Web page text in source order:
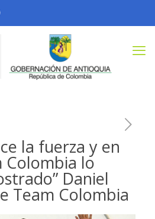
la fuerza y en
Colombia lo
Daniel
Team Colombia